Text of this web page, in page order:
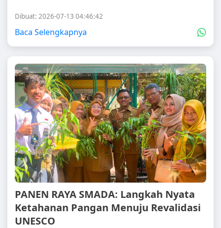
Dibuat: 2026-07-13 04:46:42
Baca Selengkapnya
PANEN RAYA SMADA: Langkah Nyata
Ketahanan Pangan Menuju Revalidasi
UNESCO